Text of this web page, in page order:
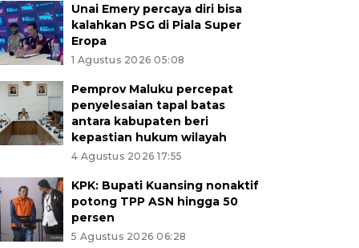
Unai Emery percaya diri bisa
kalahkan PSG di Piala Super
Eropa
1 Agustus 2026 05:08
Pemprov Maluku percepat
penyelesaian tapal batas
antara kabupaten beri
kepastian hukum wilayah
4 Agustus 2026 17:55
KPK: Bupati Kuansing nonaktif
potong TPP ASN hingga 50
persen
5 Agustus 2026 06:28